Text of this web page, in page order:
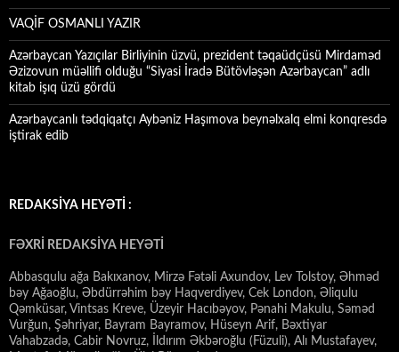
VAQİF OSMANLI YAZIR
Azərbaycan Yazıçılar Birliyinin üzvü, prezident təqaüdçüsü Mirdaməd
Əzizovun müəllifi olduğu “Siyasi İradə Bütövləşən Azərbaycan” adlı
kitab işıq üzü gördü
Azərbaycanlı tədqiqatçı Aybəniz Haşımova beynəlxalq elmi konqresdə
iştirak edib
REDAKSİYA HEYƏTİ :
FƏXRİ REDAKSİYA HEYƏTİ
Abbasqulu ağa Bakıxanov, Mirzə Fətəli Axundov, Lev Tolstoy, Əhməd
bəy Ağaoğlu, Əbdürrəhim bəy Haqverdiyev, Cek London, Əliqulu
Qəmküsar, Vintsas Kreve, Üzeyir Hacıbəyov, Pənahi Makulu, Səməd
Vurğun, Şəhriyar, Bayram Bayramov, Hüseyn Arif, Bəxtiyar
Vahabzadə, Cabir Novruz, İldırım Əkbəroğlu (Füzuli), Alı Mustafayev,